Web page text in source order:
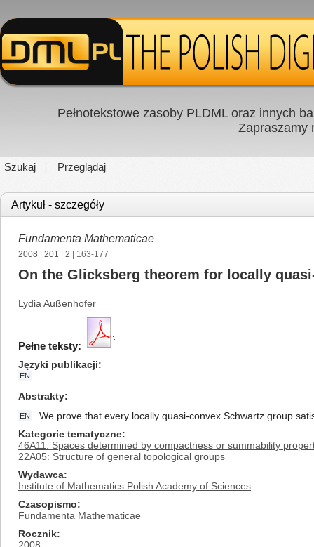
Pełnotekstowe zasoby PLDML oraz innych
Zapraszamy
Szukaj Przeglądaj
Artykuł - szczegóły
Fundamenta Mathematicae
2008 201 2 | 163-177
On the Glicksberg theorem for locally
Lydia Außenhofer
Pełne teksty:
Języki publikacji
EN
Abstrakty
EN
We prove that every locally quasi-convex Schwartz group
Kategorie tematyczne
46A11: Spaces determined by compactness or summability
22A05: Structure of general topological groups
Wydawca
Institute of Mathematics Polish Academy of Sciences
Czasopismo
Fundamenta Mathematicae
Rocznik